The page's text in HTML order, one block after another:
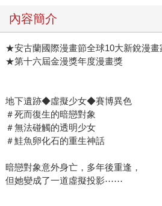
內容簡介
★安古蘭國際漫畫節全球10大新銳漫畫
★第十六屆金漫獎年度漫畫獎
地下遺跡◆虛擬少女◆賽博異色
＃死而復生的暗戀對象
＃無法碰觸的透明少女
＃鮭魚卵化石的重生神話
暗戀對象意外身亡，多年後重逢，
但她變成了一道虛擬投影⋯⋯